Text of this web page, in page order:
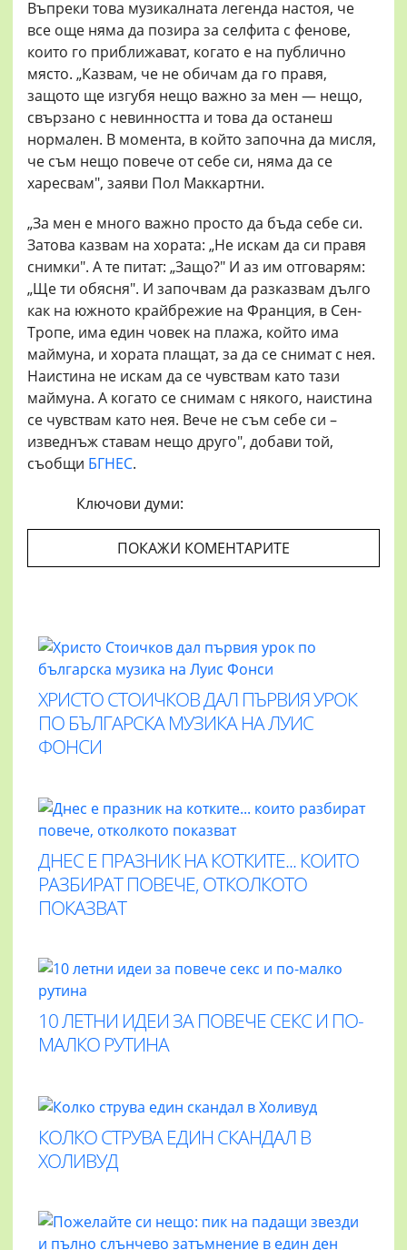
Въпреки това музикалната легенда настоя, че
все още няма да позира за селфита с фенове,
които го приближават, когато е на публично
място. „Казвам, че не обичам да го правя,
защото ще изгубя нещо важно за мен — нещо,
свързано с невинността и това да останеш
нормален. В момента, в който започна да мисля,
че съм нещо повече от себе си, няма да се
харесвам", заяви Пол Маккартни.
„За мен е много важно просто да бъда себе си.
Затова казвам на хората: „Не искам да си правя
снимки". А те питат: „Защо?" И аз им отговарям:
„Ще ти обясня". И започвам да разказвам дълго
как на южното крайбрежие на Франция, в Сен-
Тропе, има един човек на плажа, който има
маймуна, и хората плащат, за да се снимат с нея.
Наистина не искам да се чувствам като тази
маймуна. А когато се снимам с някого, наистина
се чувствам като нея. Вече не съм себе си –
изведнъж ставам нещо друго", добави той,
съобщи БГНЕС.
Ключови думи:
ПОКАЖИ КОМЕНТАРИТЕ
ХРИСТО СТОИЧКОВ ДАЛ ПЪРВИЯ УРОК
ПО БЪЛГАРСКА МУЗИКА НА ЛУИС
ФОНСИ
ДНЕС Е ПРАЗНИК НА КОТКИТЕ... КОИТО
РАЗБИРАТ ПОВЕЧЕ, ОТКОЛКОТО
ПОКАЗВАТ
10 ЛЕТНИ ИДЕИ ЗА ПОВЕЧЕ СЕКС И ПО-
МАЛКО РУТИНА
КОЛКО СТРУВА ЕДИН СКАНДАЛ В
ХОЛИВУД